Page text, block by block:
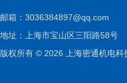
邮箱： 3036384897@qq.com
地址：上海市宝山区三阳路58号
版权所有 © 2026 上海密通机电